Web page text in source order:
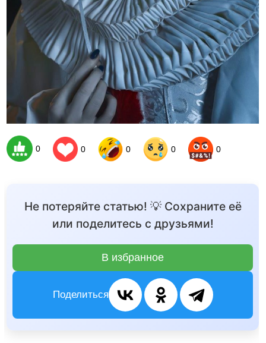
0 0 0 0 0
Не потеряйте статью! 💡 Сохраните её
или поделитесь с друзьями!
В избранное
Поделиться